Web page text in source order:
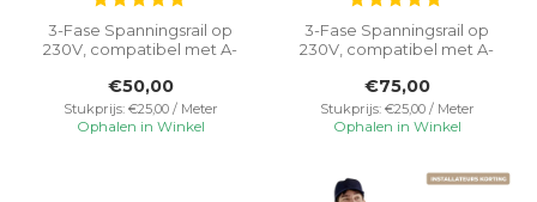
3-Fase Spanningsrail op
230V, compatibel met A-
Vereenvoudigt ins...
€50,00
Stukprijs: €25,00 / Meter
Ophalen in Winkel
3-Fase Spanningsrail op
230V, compatibel met A-
Vereenvoudigt ins...
€75,00
Stukprijs: €25,00 / Meter
Ophalen in Winkel